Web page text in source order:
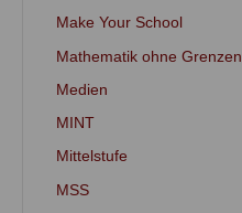
Make Your School
Mathematik ohne Grenzen
Medien
MINT
Mittelstufe
MSS